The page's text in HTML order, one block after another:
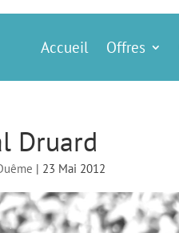
Accueil Offres
Druard
| 23 Mai 2012